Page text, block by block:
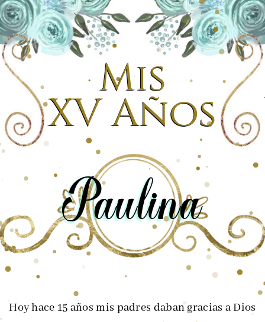
Mis
XV Años
Paulina
Hoy hace 15 años mis padres daban gracias a Dios